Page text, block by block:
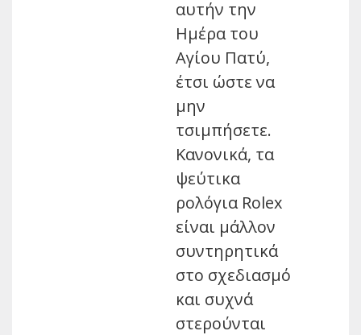
αυτήν την
Ημέρα του
Αγίου Πατύ,
έτσι ώστε να
μην
τσιμπήσετε.
Κανονικά, τα
ψεύτικα
ρολόγια Rolex
είναι μάλλον
συντηρητικά
στο σχεδιασμό
και συχνά
στερούνται